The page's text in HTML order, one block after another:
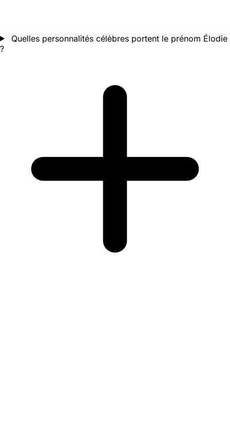
Quelles personnalités célèbres portent le prénom Élodie
?